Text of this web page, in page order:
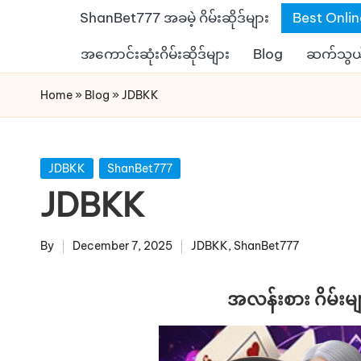
contenth
a
n
b
e
t
ShanBet777 အခမဲ့ ဂိမ်းဆိုဒ်များ Best
အကောင်းဆုံးဂိမ်းဆိုဒ်များ Blog ဆက်သွ
Home » Blog »JDBKK
Posted
JDBKK ShanBet777
JDBKK
Posted
By December 7, 2025
Posted
JDBKK, ShanBet777
အလန်းစား ဂိမ်း